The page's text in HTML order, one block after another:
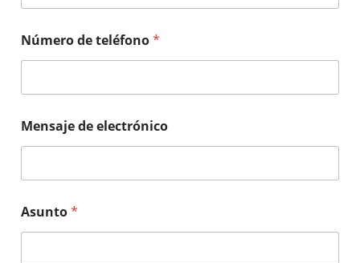
Número de teléfono*
Mensaje de electrónico
Asunto*